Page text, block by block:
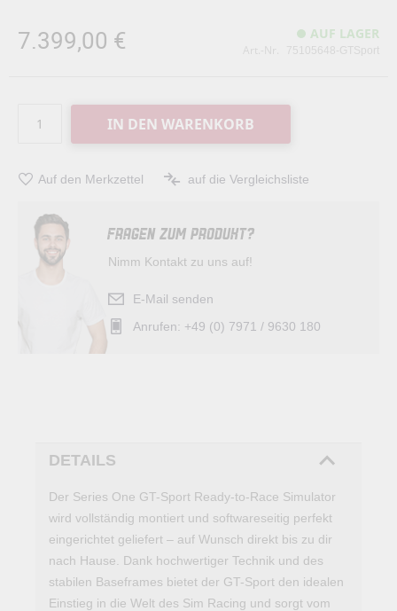
7.399,00 € AUF LAGER
Art.-Nr. 75105648-GTSport
IN DEN WARENKORB
Auf den Merkzettel auf die Vergleichsliste
FRAGEN ZUM PRODUKT?
Nimm Kontakt zu uns auf!
E-Mail senden
Anrufen: +49 (0) 7971 / 9630 180
DETAILS
Der Series One GT-Sport Ready-to-Race Simulator
wird vollständig montiert und softwareseitig perfekt
eingerichtet geliefert – auf Wunsch direkt bis zu dir
nach Hause. Dank hochwertiger Technik und des
stabilen Baseframes bietet der GT-Sport den idealen
Einstieg in die Welt des Sim Racing und sorgt vom